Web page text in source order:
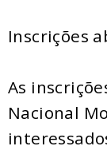
Inscrições
As
Nacional